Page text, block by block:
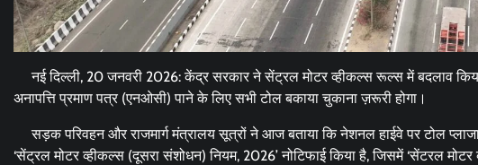
नई दिल्ली, 20 जनवरी 2026: केंद्र सरकार ने सेंट्रल मोटर व्हीकल्स रूल्स में बदलाव
अनापत्ति प्रमाण पत्र (एनओसी) पाने के लिए सभी टोल बकाया चुकाना ज़रूरी होगा।
सड़क परिवहन और राजमार्ग मंत्रालय सूत्रों ने आज बताया कि नेशनल हाईवे पर टोल
‘सेंट्रल मोटर व्हीकल्स (दूसरा संशोधन) नियम, 2026’ नोटिफाई किया है, जिसमें ‘सेंटरल